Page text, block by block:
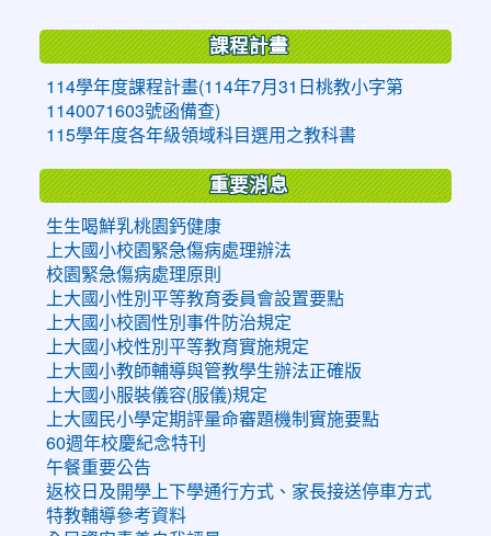
課程計畫
114學年度課程計畫(114年7月31日桃教小字第
1140071603號函備查)
115學年度各年級領域科目選用之教科書
重要消息
生生喝鮮乳桃園鈣健康
上大國小校園緊急傷病處理辦法
校園緊急傷病處理原則
上大國小性別平等教育委員會設置要點
上大國小校園性別事件防治規定
上大國小校性別平等教育實施規定
上大國小教師輔導與管教學生辦法正確版
上大國小服裝儀容(服儀)規定
上大國民小學定期評量命審題機制實施要點
60週年校慶紀念特刊
午餐重要公告
返校日及開學上下學通行方式、家長接送停車方式
特教輔導參考資料